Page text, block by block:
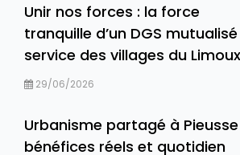
Unir nos forces : la force
tranquille d’un DGS
service des villages du
29/06/2026
Urbanisme partagé à Pieusse
bénéfices réels et quotidien